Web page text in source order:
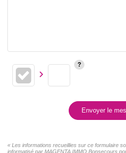
Envoyer le
« Les informations recueillies sur ce formulaire
informatisé par MAGENTA IMMO Bonsecours